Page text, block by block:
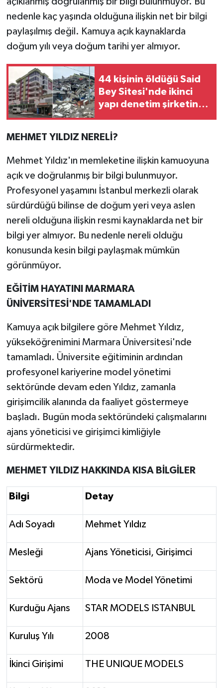
nedenle kaç yaşında olduğuna ilişkin net bir bilgi
paylaşılmış değil. Kamuya açık kaynaklarda
doğum yılı veya doğum tarihi yer almıyor.
44 kişinin öldüğü Said
Bey Sitesi'nde ikinci
yapı denetim şirketinin
MEHMET YILDIZ NERELİ?
Mehmet Yıldız'ın memleketine ilişkin kamuoyuna
açık ve doğrulanmış bir bilgi bulunmuyor.
Profesyonel yaşamını İstanbul merkezli olarak
sürdürdüğü bilinse de doğum yeri veya aslen
nereli olduğuna ilişkin resmi kaynaklarda net bir
bilgi yer almıyor. Bu nedenle nereli olduğu
konusunda kesin bilgi paylaşmak mümkün
görünmüyor.
EĞİTİM HAYATINI MARMARA
ÜNİVERSİTESİ'NDE TAMAMLADI
Kamuya açık bilgilere göre Mehmet Yıldız,
yükseköğrenimini Marmara Üniversitesi'nde
tamamladı. Üniversite eğitiminin ardından
profesyonel kariyerine model yönetimi
sektöründe devam eden Yıldız, zamanla
girişimcilik alanında da faaliyet göstermeye
başladı. Bugün moda sektöründeki çalışmalarını
ajans yöneticisi ve girişimci kimliğiyle
sürdürmektedir.
MEHMET YILDIZ HAKKINDA KISA BİLGİLER
Bilgi Detay
Adı Soyadı Mehmet Yıldız
Mesleği Ajans Yöneticisi, Girişimci
Sektörü Moda ve Model Yönetimi
Kurduğu Ajans STAR MODELS ISTANBUL
Kuruluş Yılı 2008
İkinci Girişimi THE UNIQUE MODELS